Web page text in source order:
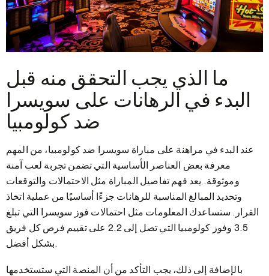
ما الذي يجب التحقق منه قبل
البدء في الرهانات على سويسرا
ضد كولومبيا
عند البدء في مراهنة على مباراة سويسرا ضد كولومبيا، من المهم
معرفة بعض العناصر الأساسية التي تضمن تجربة لعب آمنة
وموثوقة. يعد فهم تفاصيل المباراة مثل الاحتمالات والتوقعات
وتحديد المبالغ المناسبة للرهانات جزءًا أساسيًا من عملية اتخاذ
القرار. ستساعدك المعلومات مثل احتمالات فوز سويسرا التي تبلغ
3.5 وفوز كولومبيا التي تصل إلى 2.2 على تقييم فرص كل فريق
بشكل أفضل.
بالإضافة إلى ذلك، يجب التأكد من أن المنصة التي ستستخدمها